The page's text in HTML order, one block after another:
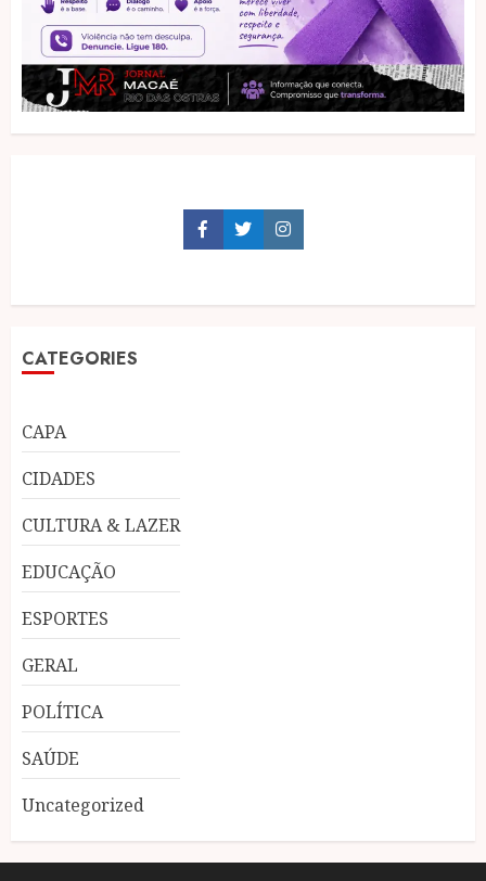
FacebookTwitterInstagram
CATEGORIES
CAPA
CIDADES
CULTURA & LAZER
EDUCAÇÃO
ESPORTES
GERAL
POLÍTICA
SAÚDE
Uncategorized